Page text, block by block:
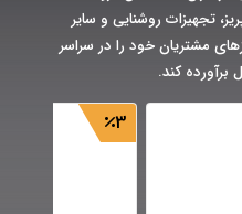
تجهیزات روشنایی و سایر
مشتریان خود را در سراسر
برآورده کند.
3